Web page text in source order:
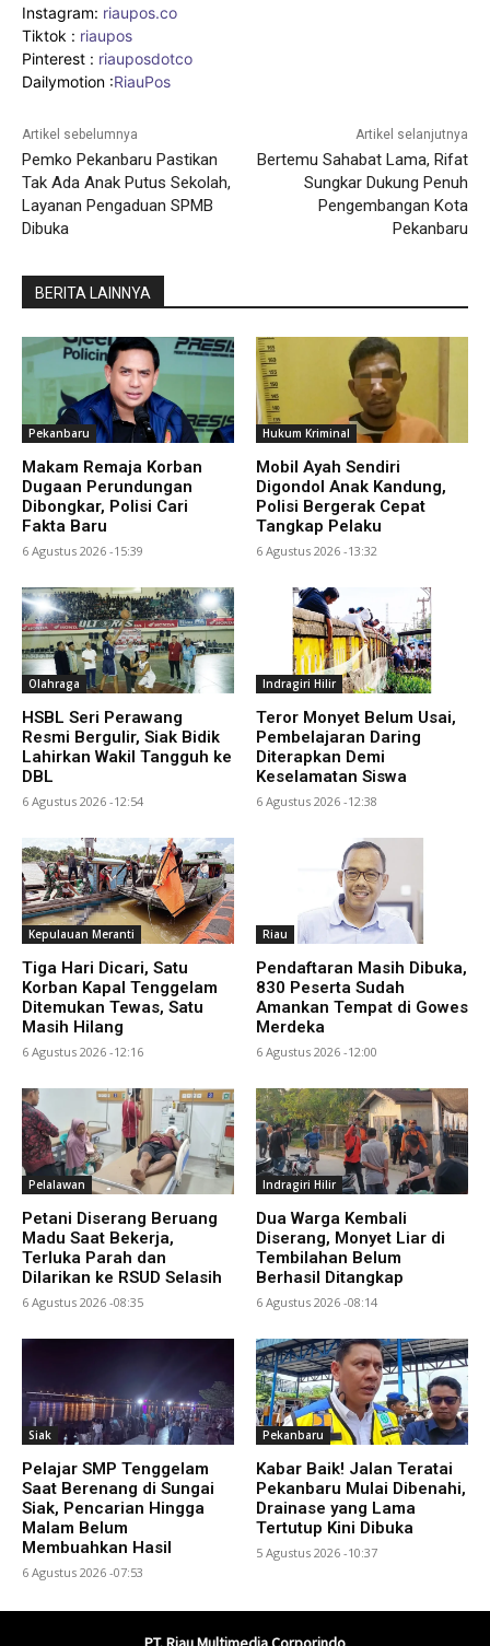
Instagram: riaupos.co
Tiktok : riaupos
Pinterest : riauposdotco
Dailymotion :RiauPos
Artikel sebelumnya
Pemko Pekanbaru Pastikan
Tak Ada Anak Putus Sekolah,
Layanan Pengaduan SPMB
Dibuka
Artikel selanjutnya
Bertemu Sahabat Lama, Rifat
Sungkar Dukung Penuh
Pengembangan Kota
Pekanbaru
BERITA LAINNYA
Pekanbaru
Makam Remaja Korban
Dugaan Perundungan
Dibongkar, Polisi Cari
Fakta Baru
6 Agustus 2026 -15:39
Hukum Kriminal
Mobil Ayah Sendiri
Digondol Anak Kandung,
Polisi Bergerak Cepat
Tangkap Pelaku
6 Agustus 2026 -13:32
Olahraga
HSBL Seri Perawang
Resmi Bergulir, Siak Bidik
Lahirkan Wakil Tangguh ke
DBL
6 Agustus 2026 -12:54
Indragiri Hilir
Teror Monyet Belum Usai,
Pembelajaran Daring
Diterapkan Demi
Keselamatan Siswa
6 Agustus 2026 -12:38
Kepulauan Meranti
Tiga Hari Dicari, Satu
Korban Kapal Tenggelam
Ditemukan Tewas, Satu
Masih Hilang
6 Agustus 2026 -12:16
Riau
Pendaftaran Masih Dibuka,
830 Peserta Sudah
Amankan Tempat di Gowes
Merdeka
6 Agustus 2026 -12:00
Pelalawan
Petani Diserang Beruang
Madu Saat Bekerja,
Terluka Parah dan
Dilarikan ke RSUD Selasih
6 Agustus 2026 -08:35
Indragiri Hilir
Dua Warga Kembali
Diserang, Monyet Liar di
Tembilahan Belum
Berhasil Ditangkap
6 Agustus 2026 -08:14
Siak
Pelajar SMP Tenggelam
Saat Berenang di Sungai
Siak, Pencarian Hingga
Malam Belum
Membuahkan Hasil
6 Agustus 2026 -07:53
Pekanbaru
Kabar Baik! Jalan Teratai
Pekanbaru Mulai Dibenahi,
Drainase yang Lama
Tertutup Kini Dibuka
5 Agustus 2026 -10:37